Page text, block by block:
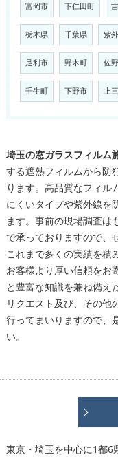
富岡市 下仁田町
栃木県 千葉県 紫
足利市 野木町 佐
壬生町 下野市 上
埼玉の窓ガラスフィル
する遮熱フィルムから防
ります。高品質なフィル
にくいタイプや紫外線を
ます。事前の現場調査は
で承っておりますので、
これまで多くの実績を積
お客様より厚い信頼をお
と豊富な知識を兼ね備え
リクエスト及び、その他
行ってまいりますので、
い。
東京・埼玉を中心に1都6